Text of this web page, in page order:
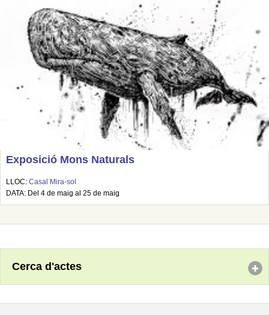
Exposició Mons Naturals
LLOC: Casal Mira-sol
DATA: Del 4 de maig al 25 de maig
Cerca d'actes